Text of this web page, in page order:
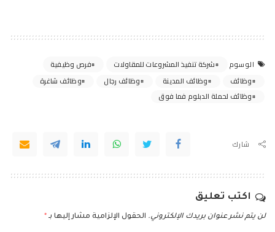
الوسوم شركة تنفيذ المشروعات للمقاولات
فرص وظيفية
وظائف
وظائف المدينة وظائف رجال
وظائف شاغرة
وظائف لحملة الدبلوم فما فوق
شارك
اكتب تعليق
لن يتم نشر عنوان بريدك الإلكتروني. الحقول الإلزامية مشار إليها بـ *